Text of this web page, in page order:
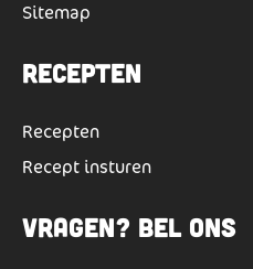
Sitemap
Recepten
Recepten
Recept insturen
Vragen? Bel ons